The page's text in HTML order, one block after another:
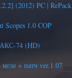
(2012) PC | RePack
Scopes 1.0 COP
АКС-74 (HD)
+ патч ver.1.07